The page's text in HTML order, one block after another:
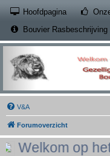
Hoofdpagina
Bouvier Rasbeschrijving
V&A
Forumoverzicht
Welkom op het